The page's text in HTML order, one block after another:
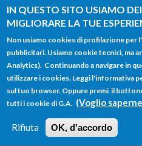
IN QUESTO SITO USIAMO
MIGLIORARE LA TUE
Non usiamo cookies di profilazione per
pubblicitari. Usiamo cookie tecnici, ma
Analytics). Continuando a navigare in
utilizzare i cookies. Leggi l'informativa
sul tuo browser. Oppure premi il
tutti i cookie di G.A. (Voglio
Rifiuta OK, d'accordo
Salta al contenuto principale
FORM
DI
RICERCA
Main menu
HOME TUTTI I PROFILI
LOGIN